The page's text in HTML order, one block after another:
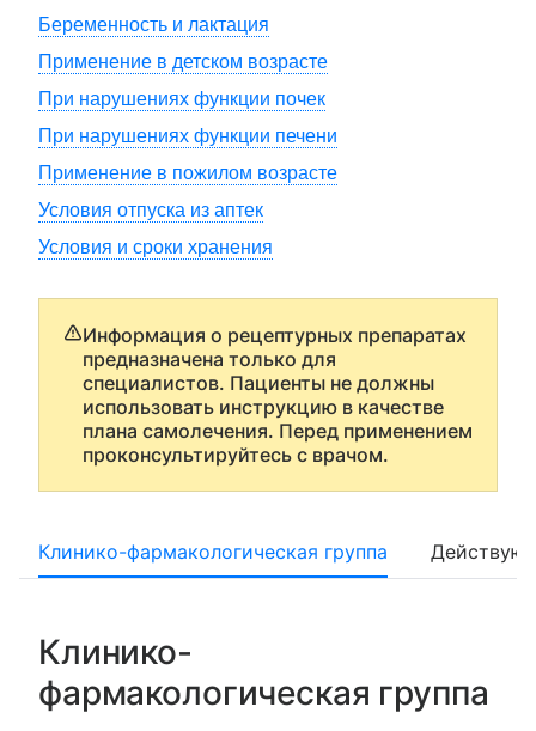
Беременность и лактация
Применение в детском возрасте
При нарушениях функции почек
При нарушениях функции печени
Применение в пожилом возрасте
Условия отпуска из аптек
Условия и сроки хранения
Информация о рецептурных препаратах
предназначена только для
специалистов. Пациенты не должны
использовать инструкцию в качестве
плана самолечения. Перед применением
проконсультируйтесь с врачом.
Клинико-фармакологическая группа
Клинико-
фармакологическая группа